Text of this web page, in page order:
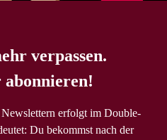
verpassen.
abonnieren!
erfolgt im Double-
Du bekommst nach der